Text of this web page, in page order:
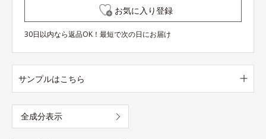
お気に入り登録
30日以内なら返品OK！最短で次の日にお届け
サンプルはこちら
全成分表示